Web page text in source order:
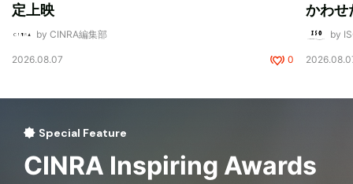
定上映
by CINRA編集部
2026.08.07 0
かわせ
by
Special Feature
CINRA Inspiring Awards